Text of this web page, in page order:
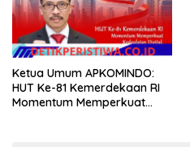
Ketua Umum APKOMINDO:
HUT Ke-81 Kemerdekaan RI
Momentum Memperkuat